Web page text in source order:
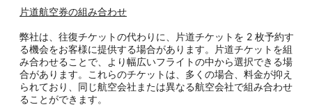
片道航空券の組み合わせ
弊社は、往復チケットの代わりに、片道チケットを 2 枚予約す
る機会をお客様に提供する場合があります。片道チケットを組
み合わせることで、より幅広いフライトの中から選択できる場
合があります。これらのチケットは、多くの場合、料金が抑え
られており、同じ航空会社または異なる航空会社で組み合わせ
ることができます。